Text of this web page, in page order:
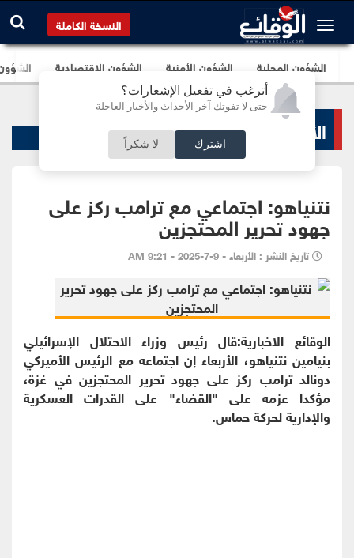
أترغب في تفعيل الإشعارات؟
حتى لا تفوتك آخر الأحداث والأخبار العاجلة
اشترك لا شكراً
النسخة الكاملة
الشؤون المحلية الشؤون الأمنية الشؤون الإقتصادية
الأخبار السياسية
نتنياهو: اجتماعي مع ترامب ركز على
جهود تحرير المحتجزين
تاريخ النشر : الأربعاء - 9-7-2025 - 9:21 AM
الوقائع الاخبارية:قال رئيس وزراء الاحتلال الإسرائيلي
بنيامين نتنياهو، الأربعاء إن اجتماعه مع الرئيس الأميركي
دونالد ترامب ركز على جهود تحرير المحتجزين في غزة،
مؤكدا عزمه على "القضاء" على القدرات العسكرية
والإدارية لحركة حماس.